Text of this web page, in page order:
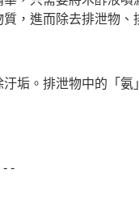
，進而除去排泄物、
垢。排泄物中的「
- -